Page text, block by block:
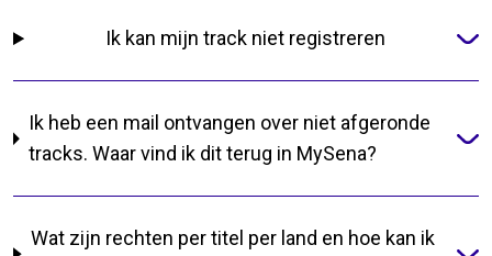
Ik kan mijn track niet registreren
Ik heb een mail ontvangen over niet afgeronde
tracks. Waar vind ik dit terug in MySena?
Wat zijn rechten per titel per land en hoe kan ik